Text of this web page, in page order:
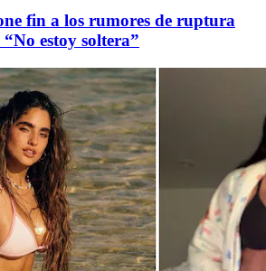
fin a los rumores de ruptura
estoy soltera”